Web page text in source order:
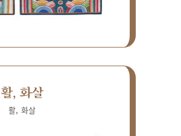
활, 화살
활, 화살